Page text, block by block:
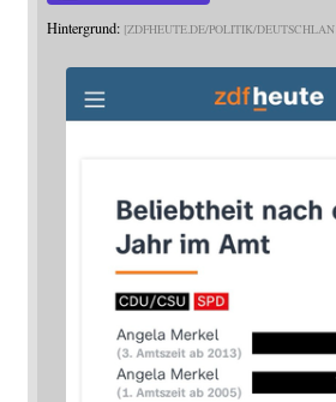
Hintergrund: ZDFHEUTE.DE/POLITIK/DEUTSCHLAN